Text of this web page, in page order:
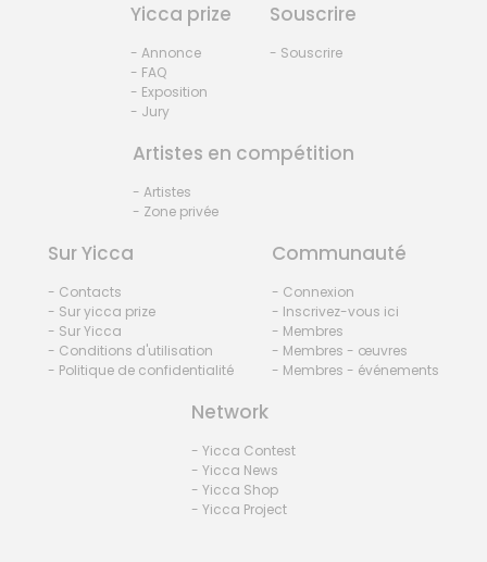
Yicca prize
- Annonce
- FAQ
- Exposition
- Jury
Souscrire
- Souscrire
Artistes en compétition
- Artistes
- Zone privée
Sur Yicca
- Contacts
- Sur yicca prize
- Sur Yicca
- Conditions d'utilisation
- Politique de confidentialité
Communauté
- Connexion
- Inscrivez-vous ici
- Membres
- Membres - œuvres
- Membres - événements
Network
- Yicca Contest
- Yicca News
- Yicca Shop
- Yicca Project